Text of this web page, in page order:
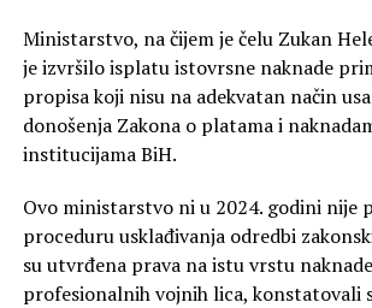
Ministarstvo, na čijem je čelu Zukan
je izvršilo isplatu istovrsne naknade
propisa koji nisu na adekvatan način
donošenja Zakona o platama i
institucijama BiH.
Ovo ministarstvo ni u 2024. godini nije
proceduru usklađivanja odredbi
su utvrđena prava na istu vrstu
profesionalnih vojnih lica, konstatovali